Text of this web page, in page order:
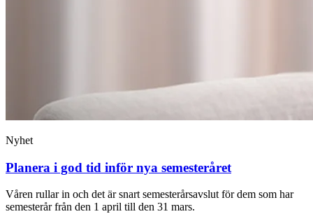
Nyhet
Planera i god tid inför nya semesteråret
Våren rullar in och det är snart semesterårsavslut för dem som har
semesterår från den 1 april till den 31 mars.